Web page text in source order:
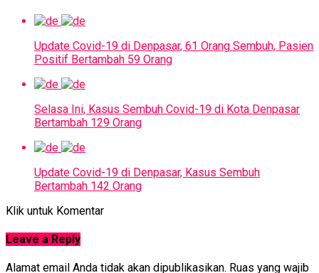
Update Covid-19 di Denpasar, 61 Orang Sembuh, Pasien
Positif Bertambah 59 Orang
Selasa Ini, Kasus Sembuh Covid-19 di Kota Denpasar
Bertambah 129 Orang
Update Covid-19 di Denpasar, Kasus Sembuh
Bertambah 142 Orang
Klik untuk Komentar
Leave a Reply
Alamat email Anda tidak akan dipublikasikan. Ruas yang wajib